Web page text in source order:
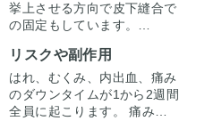
挙上させる方向で皮下縫合で
の固定もしています。
つ、鼻腔底の隆起も温存しな
がら全体的に小さくするよう
にしています。
リスクや副作用
はれ、むくみ、内出血、痛み
のダウンタイムが1から2週間
全員に起こります。 痛みは3